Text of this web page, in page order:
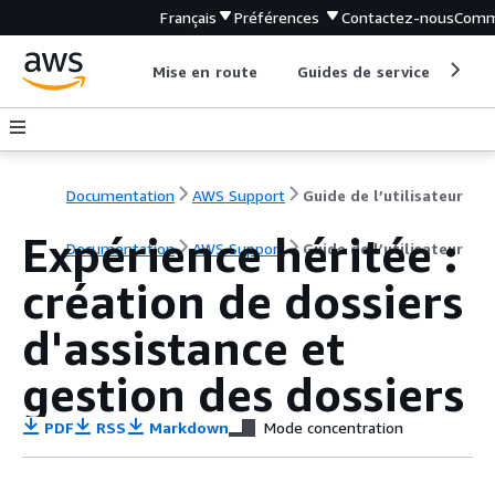
Français Préférences Contactez-nous
Mise en route Guides de service
Documentation AWS Support Guide de l’utilisateur
Documentation AWS Support Guide de l’utilisateur
Expérience héritée :
création de dossiers
d'assistance et
gestion des dossiers
PDF RSS Markdown Mode concentration